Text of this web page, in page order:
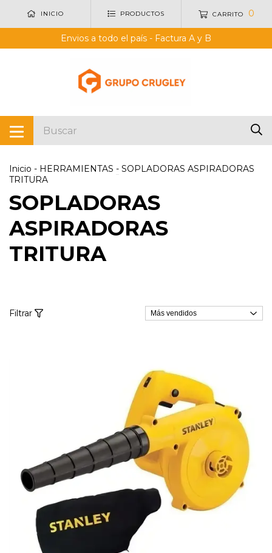
INICIO PRODUCTOS CARRITO 0
Envios a todo el país - Factura A y B
Inicio - HERRAMIENTAS - SOPLADORAS ASPIRADORAS
TRITURA
SOPLADORAS
ASPIRADORAS
TRITURA
Filtrar